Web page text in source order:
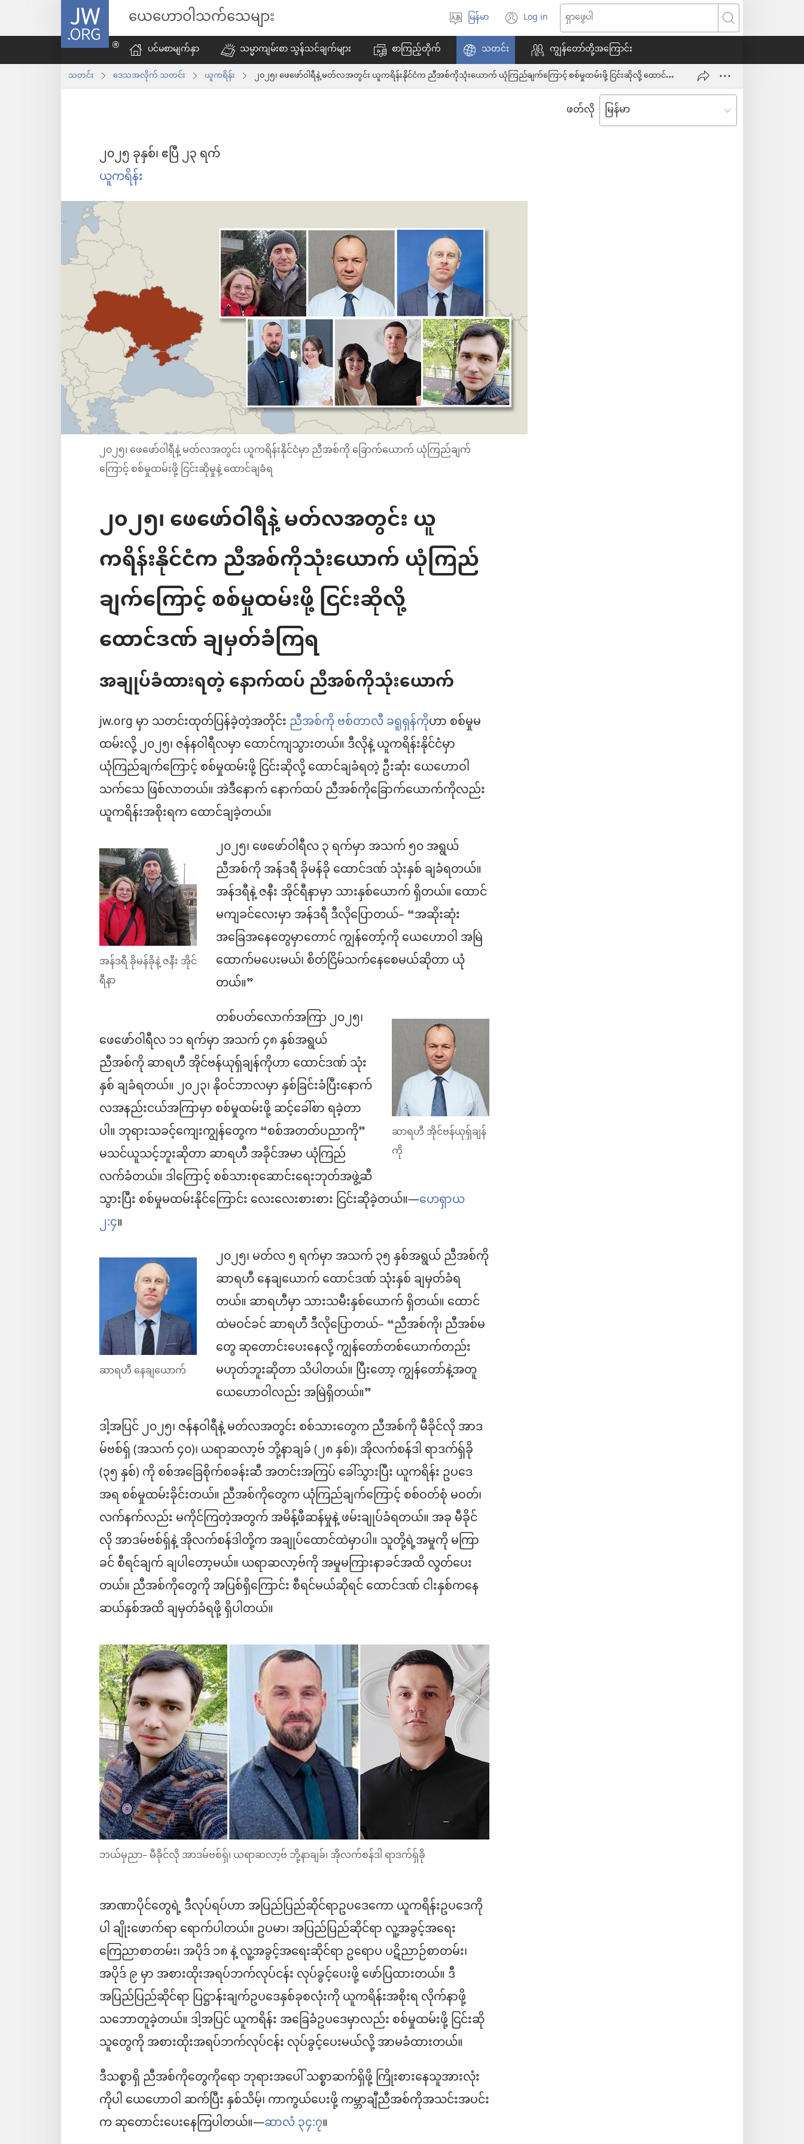
JW.ORG ယေဟောဝါသက်သေများ
ဘာသာစကား
ရွေးချယ်
ပါ
မြန်မာ Log in
(window
အသစ်
ဖွ
င့်
နေ
ရှာဖွေ
ပါ
ပင်မစာမျက်နှာ သမ္မာကျမ်းစာ သွန်သင်ချက်များ စာကြည့်တိုက် သတင်း ကျွန်တော်တို့အကြောင်း
သတင်း ဒေသအလိုက် သတင်း ယူကရိန်း ၂၀၂၅၊ ဖေဖော်ဝါရီနဲ့ မတ်လအတွင်း ယူကရိန်းနိုင်ငံက ညီအစ်ကိုသုံးယောက် ယုံကြည်ချက်ကြောင့် စစ်မှုထမ်းဖို့ ငြင်းဆိုလို့ ထောင်ဒဏ် ချမှတ်ခံကြရ
ဖတ်လို
၂၀၂၅ ခုနှစ်၊ ဧပြီ ၂၃ ရက်
ယူကရိန်း
၂၀၂၅၊ ဖေဖော်ဝါရီနဲ့ မတ်လအတွင်း ယူကရိန်းနိုင်ငံမှာ ညီအစ်ကို ခြောက်ယောက် ယုံကြည်ချက်
ကြောင့် စစ်မှုထမ်းဖို့ ငြင်းဆိုမှုနဲ့ ထောင်ချခံရ
၂၀၂၅၊ ဖေဖော်ဝါရီနဲ့ မတ်လအတွင်း ယူ
ကရိန်းနိုင်ငံက ညီအစ်ကိုသုံးယောက် ယုံကြည်
ချက်ကြောင့် စစ်မှုထမ်းဖို့ ငြင်းဆိုလို့
ထောင်ဒဏ် ချမှတ်ခံကြရ
အချုပ်ခံထားရတဲ့ နောက်ထပ် ညီအစ်ကိုသုံးယောက်
jw.org မှာ သတင်းထုတ်ပြန်ခဲ့တဲ့အတိုင်းညီအစ်ကို ဗစ်တာလီ ခရူရှန်ကိုဟာ စစ်မှုမ
ထမ်းလို့ ၂၀၂၅၊ ဇန်နဝါရီလမှာ ထောင်ကျသွားတယ်။ ဒီလိုနဲ့ ယူကရိန်းနိုင်ငံမှာ
ယုံကြည်ချက်ကြောင့် စစ်မှုထမ်းဖို့ ငြင်းဆိုလို့ ထောင်ချခံရတဲ့ ဦးဆုံး ယေဟောဝါ
သက်သေ ဖြစ်လာတယ်။ အဲဒီနောက် နောက်ထပ် ညီအစ်ကိုခြောက်ယောက်ကိုလည်း
ယူကရိန်းအစိုးရက ထောင်ချခဲ့တယ်။
အန်ဒရီ ခိုမန်ခိုနဲ့ ဇနီး အိုင်
ရီနာ
၂၀၂၅၊ ဖေဖော်ဝါရီလ ၃ ရက်မှာ အသက် ၅၀ အရွယ်
ညီအစ်ကို အန်ဒရီ ခိုမန်ခို ထောင်ဒဏ် သုံးနှစ် ချခံရတယ်။
အန်ဒရီနဲ့ ဇနီး အိုင်ရီနာမှာ သားနှစ်ယောက် ရှိတယ်။ ထောင်
မကျခင်လေးမှာ အန်ဒရီ ဒီလိုပြောတယ်– “အဆိုးဆုံး
အခြေအနေတွေမှာတောင် ကျွန်တော့်ကို ယေဟောဝါ အမြဲ
ထောက်မပေးမယ်၊ စိတ်ငြိမ်သက်နေစေမယ်ဆိုတာ ယုံ
တယ်။”
ဆာရဟီ အိုင်ဗန်ယုရှ်ချန်
ကို
တစ်ပတ်လောက်အကြာ ၂၀၂၅၊
ဖေဖော်ဝါရီလ ၁၁ ရက်မှာ အသက် ၄၈ နှစ်အရွယ်
ညီအစ်ကို ဆာရဟီ အိုင်ဗန်ယုရှ်ချန်ကိုဟာ ထောင်ဒဏ် သုံး
နှစ် ချခံရတယ်။ ၂၀၂၃၊ နိုဝင်ဘာလမှာ နှစ်ခြင်းခံပြီးနောက်
လအနည်းငယ်အကြာမှာ စစ်မှုထမ်းဖို့ ဆင့်ခေါ်စာ ရခဲ့တာ
ပါ။ ဘုရားသခင့်ကျေးကျွန်တွေက “စစ်အတတ်ပညာကို”
မသင်ယူသင့်ဘူးဆိုတာ ဆာရဟီ အခိုင်အမာ ယုံကြည်
လက်ခံတယ်။ ဒါကြောင့် စစ်သားစုဆောင်းရေးဘုတ်အဖွဲ့ဆီ
သွားပြီး စစ်မှုမထမ်းနိုင်ကြောင်း လေးလေးစားစား ငြင်းဆိုခဲ့တယ်။—ဟေရှာယ
၂:၄။
ဆာရဟီ နေချယောက်
၂၀၂၅၊ မတ်လ ၅ ရက်မှာ အသက် ၃၅ နှစ်အရွယ် ညီအစ်ကို
ဆာရဟီ နေချယောက် ထောင်ဒဏ် သုံးနှစ် ချမှတ်ခံရ
တယ်။ ဆာရဟီမှာ သားသမီးနှစ်ယောက် ရှိတယ်။ ထောင်
ထဲမဝင်ခင် ဆာရဟီ ဒီလိုပြောတယ်– “ညီအစ်ကို၊ ညီအစ်မ
တွေ ဆုတောင်းပေးနေလို့ ကျွန်တော်တစ်ယောက်တည်း
မဟုတ်ဘူးဆိုတာ သိပါတယ်။ ပြီးတော့ ကျွန်တော်နဲ့အတူ
ယေဟောဝါလည်း အမြဲရှိတယ်။”
ဒါ့အပြင် ၂၀၂၅၊ ဇန်နဝါရီနဲ့ မတ်လအတွင်း စစ်သားတွေက ညီအစ်ကို မီခိုင်လို အာဒ
မ်ဗစ်ရှ် (အသက် ၄၀)၊ ယရာဆလာ့ဗ် ဘို့နာချခ် (၂၈ နှစ်)၊ အိုလက်စန်ဒါ ရာဒက်ရှ်ခို
(၃၅ နှစ်) ကို စစ်အခြေစိုက်စခန်းဆီ အတင်းအကြပ် ခေါ်သွားပြီး ယူကရိန်း ဥပဒေ
အရ စစ်မှုထမ်းခိုင်းတယ်။ ညီအစ်ကိုတွေက ယုံကြည်ချက်ကြောင့် စစ်ဝတ်စုံ မဝတ်၊
လက်နက်လည်း မကိုင်ကြတဲ့အတွက် အမိန့်ဖီဆန်မှုနဲ့ ဖမ်းချုပ်ခံရတယ်။ အခု မီခိုင်
လို အာဒမ်ဗစ်ရှ်နဲ့ အိုလက်စန်ဒါတို့က အချုပ်ထောင်ထဲမှာပါ။ သူတို့ရဲ့အမှုကို မကြာ
ခင် စီရင်ချက် ချပါတော့မယ်။ ယရာဆလာ့ဗ်ကို အမှုမကြားနာခင်အထိ လွတ်ပေး
တယ်။ ညီအစ်ကိုတွေကို အပြစ်ရှိကြောင်း စီရင်မယ်ဆိုရင် ထောင်ဒဏ် ငါးနှစ်ကနေ
ဆယ်နှစ်အထိ ချမှတ်ခံရဖို့ ရှိပါတယ်။
ဘယ်မှညာ– မီခိုင်လို အာဒမ်ဗစ်ရှ်၊ ယရာဆလာ့ဗ် ဘို့နာချခ်၊ အိုလက်စန်ဒါ ရာဒက်ရှ်ခို
အာဏာပိုင်တွေရဲ့ ဒီလုပ်ရပ်ဟာ အပြည်ပြည်ဆိုင်ရာဥပဒေကော ယူကရိန်းဥပဒေကို
ပါ ချိုးဖောက်ရာ ရောက်ပါတယ်။ ဥပမာ၊ အပြည်ပြည်ဆိုင်ရာ လူ့အခွင့်အရေး
ကြေညာစာတမ်း၊ အပိုဒ် ၁၈ နဲ့ လူ့အခွင့်အရေးဆိုင်ရာ ဥရောပ ပဋိညာဉ်စာတမ်း၊
အပိုဒ် ၉ မှာ အစားထိုးအရပ်ဘက်လုပ်ငန်း လုပ်ခွင့်ပေးဖို့ ဖော်ပြထားတယ်။ ဒီ
အပြည်ပြည်ဆိုင်ရာ ပြဋ္ဌာန်းချက်ဥပဒေနှစ်ခုစလုံးကို ယူကရိန်းအစိုးရ လိုက်နာဖို့
သဘောတူခဲ့တယ်။ ဒါ့အပြင် ယူကရိန်း အခြေခံဥပဒေမှာလည်း စစ်မှုထမ်းဖို့ ငြင်းဆို
သူတွေကို အစားထိုးအရပ်ဘက်လုပ်ငန်း လုပ်ခွင့်ပေးမယ်လို့ အာမခံထားတယ်။
ဒီသစ္စာရှိ ညီအစ်ကိုတွေကိုရော ဘုရားအပေါ် သစ္စာဆက်ရှိဖို့ ကြိုးစားနေသူအားလုံး
ကိုပါ ယေဟောဝါ ဆက်ပြီး နှစ်သိမ့်၊ ကာကွယ်ပေးဖို့ ကမ္ဘာချီညီအစ်ကိုအသင်းအပင်း
က ဆုတောင်းပေးနေကြပါတယ်။—ဆာလံ ၃၄:၇။